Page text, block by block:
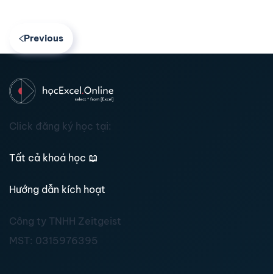
Previous
Click đăng ký học tại:
Tất cả khoá học 📖
Hướng dẫn kích hoạt
Công ty TNHH Zeitgeist
MST: 0315976395